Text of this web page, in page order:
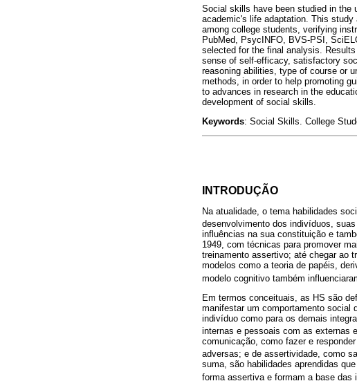
Social skills have been studied in the
academic's life adaptation. This
among college students, verifying
PubMed, PsycINFO, BVS-PSI,
selected for the final analysis.
sense of self-efficacy, satisfactory
reasoning abilities, type of course or
methods, in order to help promoting
to advances in research in the
development of social skills.
Keywords: Social Skills. College
INTRODUÇÃO
Na atualidade, o tema habilidades
desenvolvimento dos indivíduos,
influências na sua constituição e
1949, com técnicas para promover
treinamento assertivo; até chegar ao
modelos como a teoria de papéis,
modelo cognitivo também
Em termos conceituais, as HS são
manifestar um comportamento social
indivíduo como para os demais
internas e pessoais com as externas
comunicação, como fazer e
adversas; e de assertividade, como
suma, são habilidades aprendidas
forma assertiva e formam a base das